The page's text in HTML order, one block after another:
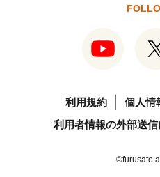
利用規約
個人情
利用者情報の外部送